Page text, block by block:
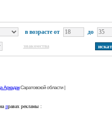
в возрасте от
до
знакомства
АркадакСаратовской области |
на правах рекламы :